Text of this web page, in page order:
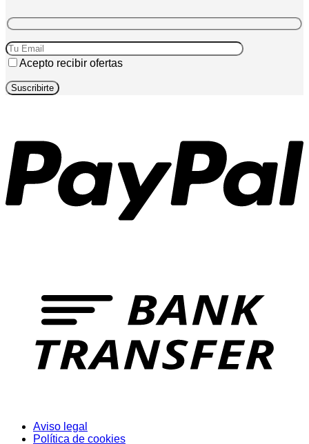
Acepto recibir ofertas
Aviso legal
Política de cookies